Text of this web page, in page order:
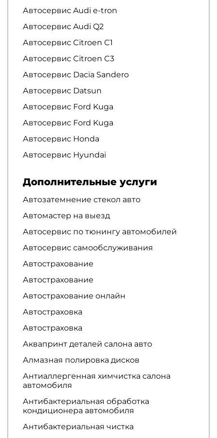
Автосервис Audi e-tron
Автосервис Audi Q2
Автосервис Citroen C1
Автосервис Citroen C3
Автосервис Dacia Sandero
Автосервис Datsun
Автосервис Ford Kuga
Автосервис Ford Kuga
Автосервис Honda
Автосервис Hyundai
Дополнительные услуги
Автозатемнение стекол авто
Автомастер на выезд
Автосервис по тюнингу автомобилей
Автосервис самообслуживания
Автострахование
Автострахование
Автострахование онлайн
Автостраховка
Автостраховка
Аквапринт деталей салона авто
Алмазная полировка дисков
Антиаллергенная химчистка салона
автомобиля
Антибактериальная обработка
кондиционера автомобиля
Антибактериальная чистка